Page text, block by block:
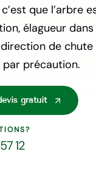
que l’arbre
élagueur
de
précaution.
gratuit
12